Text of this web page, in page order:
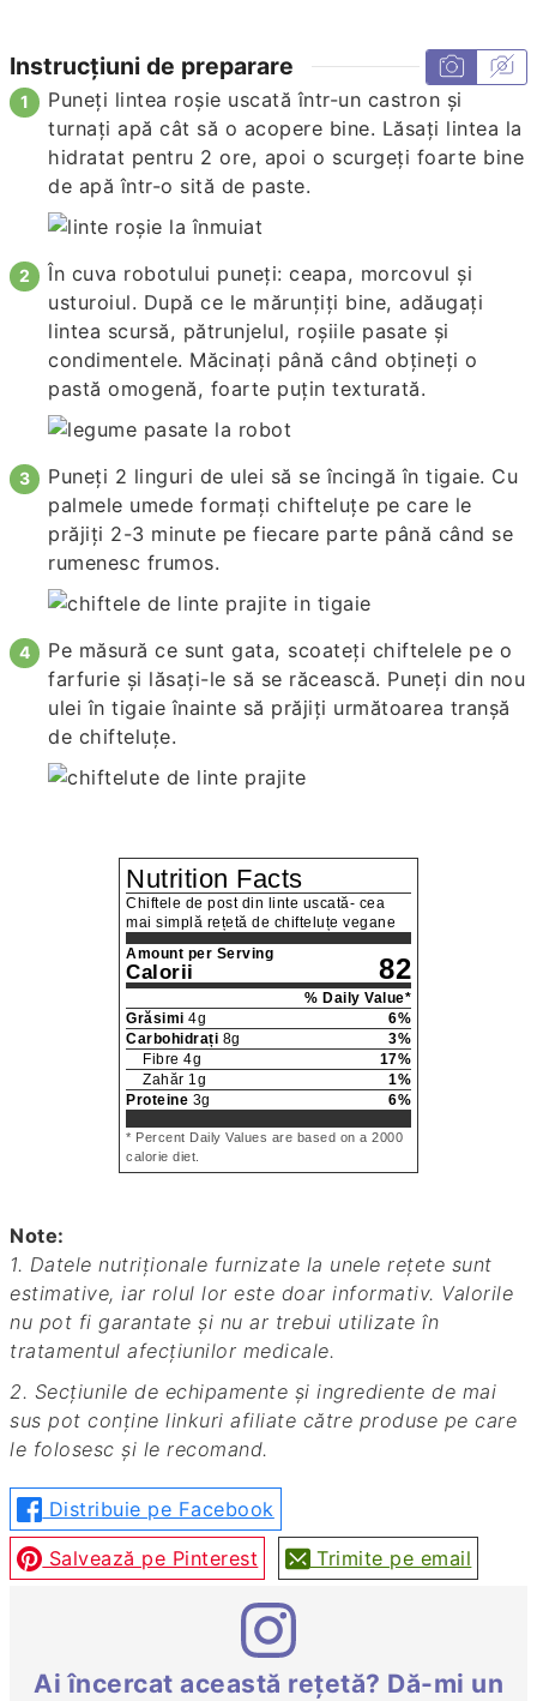
Instrucțiuni de preparare
Puneți lintea roșie uscată într-un castron și
turnați apă cât să o acopere bine. Lăsați lintea la
hidratat pentru 2 ore, apoi o scurgeți foarte bine
de apă într-o sită de paste.
În cuva robotului puneți: ceapa, morcovul și
usturoiul. După ce le mărunțiți bine, adăugați
lintea scursă, pătrunjelul, roșiile pasate și
condimentele. Măcinați până când obțineți o
pastă omogenă, foarte puțin texturată.
Puneți 2 linguri de ulei să se încingă în tigaie. Cu
palmele umede formați chifteluțe pe care le
prăjiți 2-3 minute pe fiecare parte până când se
rumenesc frumos.
Pe măsură ce sunt gata, scoateți chiftelele pe o
farfurie și lăsați-le să se răcească. Puneți din nou
ulei în tigaie înainte să prăjiți următoarea tranșă
de chifteluțe.
Nutrition Facts
Chiftele de post din linte uscată- cea
mai simplă rețetă de chifteluțe vegane
Amount per Serving
Calorii 82
% Daily Value*
Grăsimi 4g 6%
Carbohidrați 8g 3%
Fibre 4g 17%
Zahăr 1g 1%
Proteine 3g 6%
* Percent Daily Values are based on a 2000
calorie diet.
Note:
1. Datele nutriționale furnizate la unele rețete sunt
estimative, iar rolul lor este doar informativ. Valorile
nu pot fi garantate și nu ar trebui utilizate în
tratamentul afecțiunilor medicale.
2. Secțiunile de echipamente și ingrediente de mai
sus pot conține linkuri afiliate către produse pe care
le folosesc și le recomand.
Distribuie pe Facebook
Salvează pe Pinterest Trimite pe email
Ai încercat această rețetă? Dă-mi un